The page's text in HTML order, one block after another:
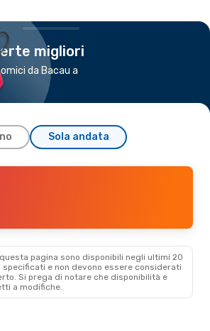
migliori
da Bacau a
Sola andata
pagina sono disponibili negli ultimi 20
specificati e non devono essere considerati
Si prega di notare che disponibilità e
a modifiche.